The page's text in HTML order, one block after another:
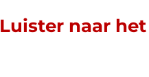
Luister naar